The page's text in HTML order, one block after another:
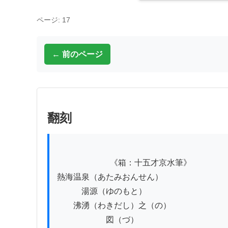
ページ: 17
← 前のページ
翻刻
熱海温泉（あたみおんせん）
湯源（ゆのもと）
沸湧（わきだし）之（の）
図（づ）